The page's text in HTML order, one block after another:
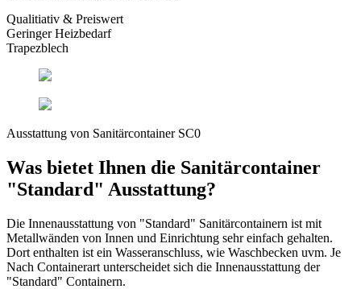
Qualitiativ & Preiswert
GeringerHeizbedarf
Trapezblech
Ausstattung von Sanitärcontainer SC0
Was bietet Ihnen die Sanitärcontainer
"Standard" Ausstattung?
Die Innenausstattung von "Standard" Sanitärcontainern ist mit
Metallwänden von Innen und Einrichtung sehr einfach gehalten.
Dort enthalten ist ein Wasseranschluss, wie Waschbecken uvm. Je
Nach Containerart unterscheidet sich die Innenausstattung der
"Standard" Containern.